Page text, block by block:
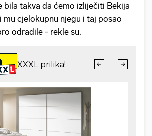
bila takva da ćemo izliječiti Bekija
mu cjelokupnu njegu i taj posao
odradile - rekle su.